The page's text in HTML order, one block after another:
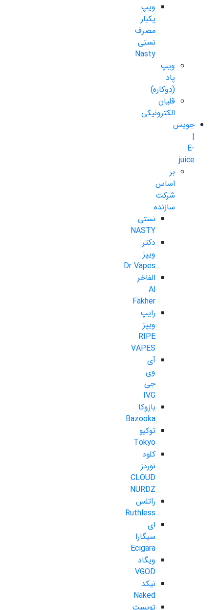
ویپ
یکبار
مصرف
نستی
Nasty
ویپ
پاد
(دوکاره)
قلیان
الکترونیکی
جویس
|
E-
juice
بر
اساس
شرکت
سازنده
نستی
NASTY
دکتر
ویپز
Dr.Vapes
الفاخر
Al
Fakher
رایپ
ویپز
RIPE
VAPES
آی
وی
جی
IVG
بازوکا
Bazooka
توکیو
Tokyo
کلود
نوردز
CLOUD
NURDZ
راتلس
Ruthless
ای
سیگارا
Ecigara
ویگاد
VGOD
نیکد
Naked
تویست